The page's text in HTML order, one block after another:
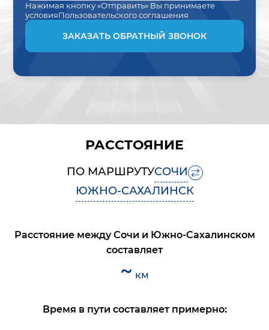
Нажимая кнопку «Отправить» Вы принимаете
условияПользовательского соглашения
ЗАКАЗАТЬ ОБРАТНЫЙ ЗВОНОК
РАССТОЯНИЕ
ПО МАРШРУТУСОЧИ
ЮЖНО-САХАЛИНСК
Расстояние междуСочи и Южно-Сахалинском
составляет
~ км
Время в пути составляет примерно: